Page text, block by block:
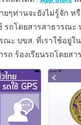
ๆท่านจะยังไม่รู้จัก ห
รถโดยสารสาธารณ
ณะ บขส. ที่เราใช้อยู่ใ
รถ ร้องเรียนรถโดยส